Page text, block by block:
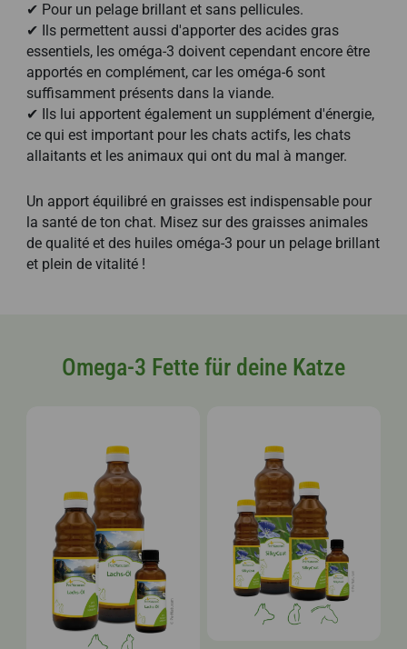
✔ Pour un pelage brillant et sans pellicules.
✔ Ils permettent aussi d'apporter des acides gras
essentiels, les oméga-3 doivent cependant encore être
apportés en complément, car les oméga-6 sont
suffisamment présents dans la viande.
✔ Ils lui apportent également un supplément d'énergie,
ce qui est important pour les chats actifs, les chats
allaitants et les animaux qui ont du mal à manger.
Un apport équilibré en graisses est indispensable pour
la santé de ton chat. Misez sur des graisses animales
de qualité et des huiles oméga-3 pour un pelage brillant
et plein de vitalité !
Omega-3 Fette für deine Katze